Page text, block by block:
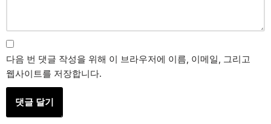
다음 번 댓글 작성을 위해 이 브라우저에 이름, 이메일, 그리고
웹사이트를 저장합니다.